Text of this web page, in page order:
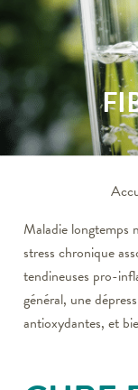
Maladie longtemps
stress chronique
tendineuses pro-
général, une
antioxydantes, et